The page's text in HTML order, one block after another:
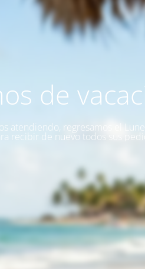
de
atendiendo, regresamos el
recibir de nuevo todos sus